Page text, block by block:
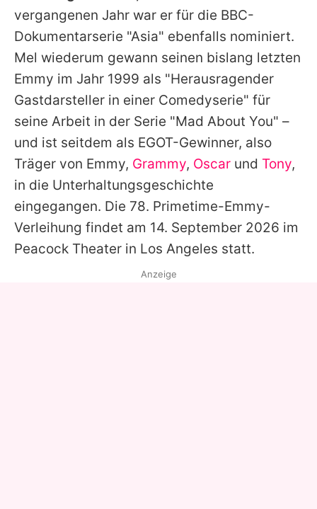
vergangenen Jahr war er für die BBC-
Dokumentarserie "Asia" ebenfalls nominiert.
Mel wiederum gewann seinen bislang letzten
Emmy im Jahr 1999 als "Herausragender
Gastdarsteller in einer Comedyserie" für
seine Arbeit in der Serie "Mad About You" –
und ist seitdem als EGOT-Gewinner, also
Träger von Emmy, Grammy, Oscar und Tony,
in die Unterhaltungsgeschichte
eingegangen. Die 78. Primetime-Emmy-
Verleihung findet am 14. September 2026 im
Peacock Theater in Los Angeles statt.
Anzeige